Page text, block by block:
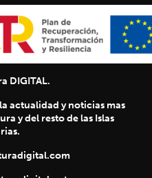
DIGITAL.
actualidad y noticias mas
y del resto de las Islas